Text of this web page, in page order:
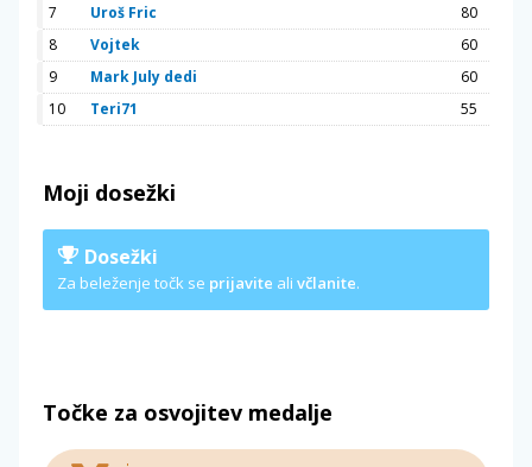
7
Uroš Fric
80
8
Vojtek
60
9
Mark July dedi
60
10
Teri71 55
Moji dosežki
Dosežki
Za beleženje točk se prijavite ali včlanite.
Točke za osvojitev medalje